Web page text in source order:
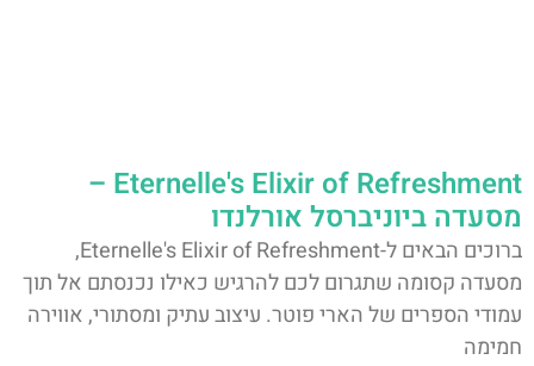
Eternelle's Elixir of Refreshment –
מסעדה ביוניברסל אורלנדו
ברוכים הבאים ל-Eternelle's Elixir of Refreshment,
מסעדה קסומה שתגרום לכם להרגיש כאילו נכנסתם אל תוך
עמודי הספרים של הארי פוטר. עיצוב עתיק ומסתורי, אווירה
חמימה